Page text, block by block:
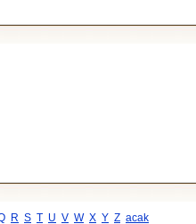
R S T U V W X Y Z acak